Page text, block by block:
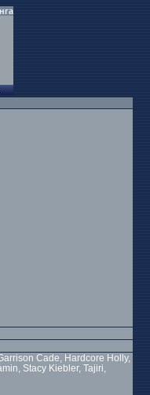
Cade, Hardcore Holly,
Stacy Kiebler, Tajiri,